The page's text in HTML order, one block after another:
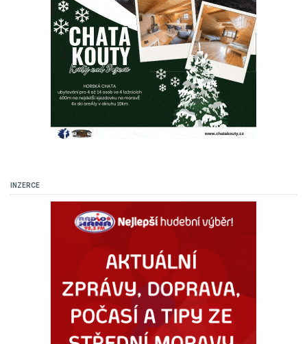
INZERCE